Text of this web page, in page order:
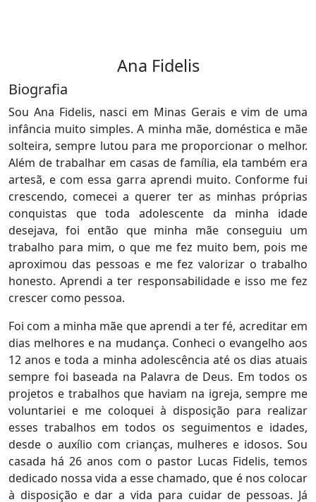
Ana Fidelis
Biografia
Sou Ana Fidelis, nasci em Minas Gerais e vim de uma
infância muito simples. A minha mãe, doméstica e mãe
solteira, sempre lutou para me proporcionar o melhor.
Além de trabalhar em casas de família, ela também era
artesã, e com essa garra aprendi muito. Conforme fui
crescendo, comecei a querer ter as minhas próprias
conquistas que toda adolescente da minha idade
desejava, foi então que minha mãe conseguiu um
trabalho para mim, o que me fez muito bem, pois me
aproximou das pessoas e me fez valorizar o trabalho
honesto. Aprendi a ter responsabilidade e isso me fez
crescer como pessoa.
Foi com a minha mãe que aprendi a ter fé, acreditar em
dias melhores e na mudança. Conheci o evangelho aos
12 anos e toda a minha adolescência até os dias atuais
sempre foi baseada na Palavra de Deus. Em todos os
projetos e trabalhos que haviam na igreja, sempre me
voluntariei e me coloquei à disposição para realizar
esses trabalhos em todos os seguimentos e idades,
desde o auxílio com crianças, mulheres e idosos. Sou
casada há 26 anos com o pastor Lucas Fidelis, temos
dedicado nossa vida a esse chamado, que é nos colocar
à disposição e dar a vida para cuidar de pessoas. Já